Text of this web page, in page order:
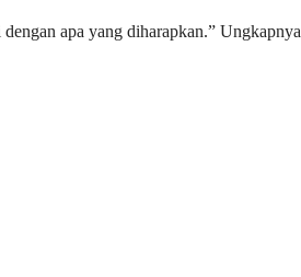
apa yang diharapkan.” Ungkapnya